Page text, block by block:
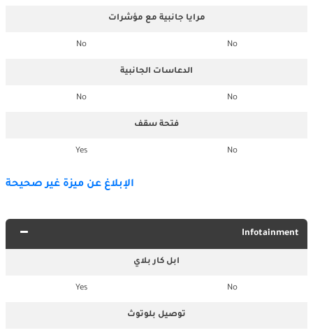
مرايا جانبية مع مؤشرات
No
No
الدعاسات الجانبية
No
No
فتحة سقف
No
Yes
الإبلاغ عن ميزة غير صحيحة
Infotainment
ابل كار بلاي
No
Yes
توصيل بلوتوث